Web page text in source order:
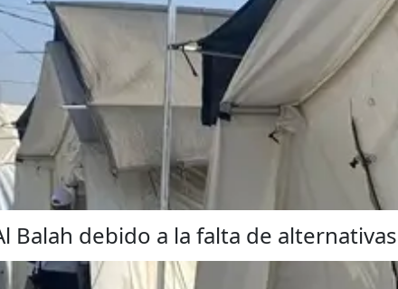
Balah debido a la falta de